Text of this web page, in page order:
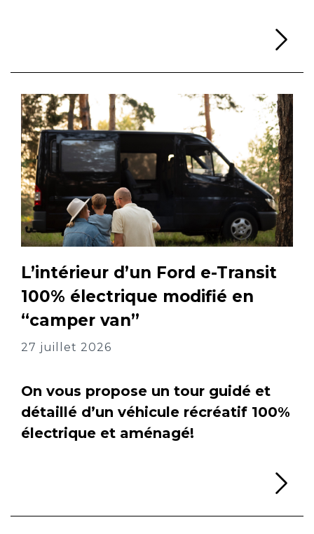
L’intérieur d’un Ford e-Transit
100% électrique modifié en
“camper van”
27 juillet 2026
On vous propose un tour guidé et
détaillé d’un véhicule récréatif 100%
électrique et aménagé!